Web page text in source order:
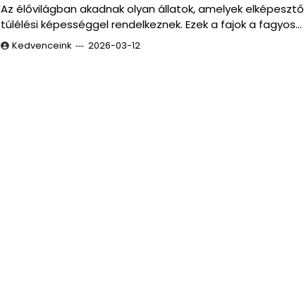
Az élővilágban akadnak olyan állatok, amelyek elképesztő
túlélési képességgel rendelkeznek. Ezek a fajok a fagyos…
Kedvenceink 2026-03-12